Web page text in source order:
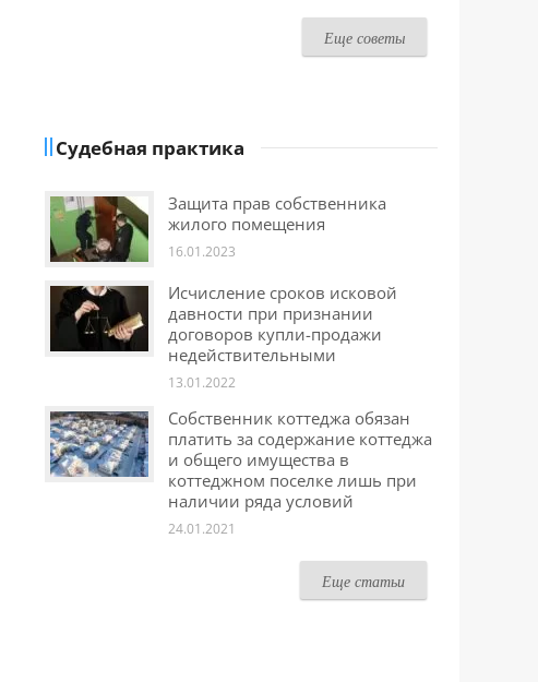
Еще советы
Судебная практика
Защита прав собственника
жилого помещения
16.01.2023
Исчисление сроков исковой
давности при признании
договоров купли-продажи
недействительными
13.01.2022
Собственник коттеджа обязан
платить за содержание коттеджа
и общего имущества в
коттеджном поселке лишь при
наличии ряда условий
24.01.2021
Еще статьи